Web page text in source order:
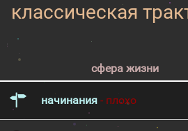
классическая
сфера жизни
начинания - плохо